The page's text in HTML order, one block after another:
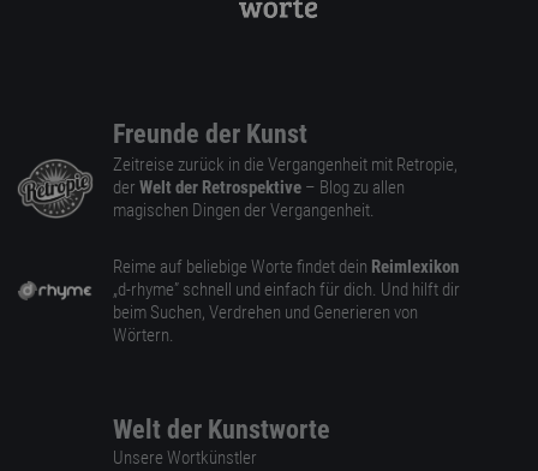
Freunde der Kunst
Zeitreise zurück in die Vergangenheit mit Retropie,
der Welt der Retrospektive – Blog zu allen
magischen Dingen der Vergangenheit.
Reime auf beliebige Worte findet dein Reimlexikon
„d-rhyme” schnell und einfach für dich. Und hilft dir
beim Suchen, Verdrehen und Generieren von
Wörtern.
Welt der Kunstworte
Unsere Wortkünstler